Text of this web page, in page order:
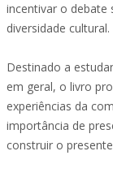
incentivar o debate
diversidade cultural.
Destinado a
em geral, o livro
experiências da
importância de
construir o